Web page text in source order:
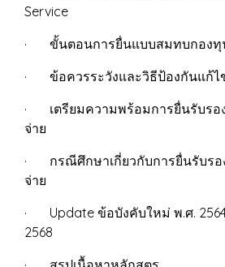
Service
· ขั้นตอนการยื่นแบบสมทบกองทุ
· ข้อควรระวังและวิธีป้องกันแก้ไ
· เตรียมความพร้อมการยื่นรับรอ
จ่าย
· กรณีศึกษาเกี่ยวกับการยื่นรับรอ
จ่าย
· Update ข้อบังคับใหม่ พ.ศ.
2568